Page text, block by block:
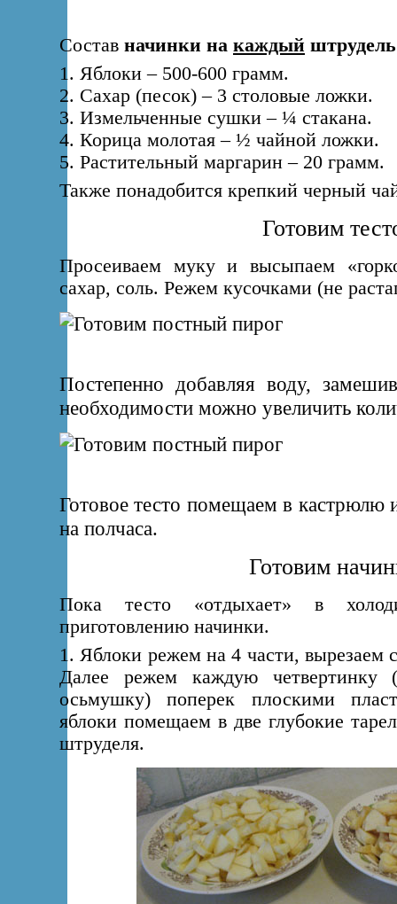
Состав начинки на каждый штрудель
1. Яблоки – 500-600 грамм.
2. Сахар (песок) – 3 столовые ложки.
3. Измельченные сушки – ¼ стакана.
4. Корица молотая – ½ чайной ложки.
5. Растительный маргарин – 20 грамм.
Также понадобится крепкий черный
Готовим
Просеиваем муку и высыпаем
сахар, соль. Режем кусочками (не
Постепенно добавляя воду,
необходимости можно увеличить
Готовое тесто помещаем в кастрюлю
на полчаса.
Готовим
Пока тесто «отдыхает» в
приготовлению начинки.
1. Яблоки режем на 4 части, вырезаем
Далее режем каждую
осьмушку) поперек плоскими
яблоки помещаем в две глубокие
штруделя.